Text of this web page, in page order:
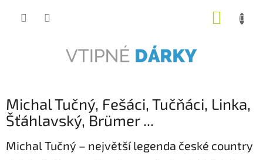
Michal Tučný, Fešáci, Tučňáci, Linka,
Šťáhlavský, Brümer ...
Michal Tučný – největší legenda české country